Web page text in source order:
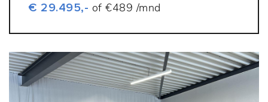
€ 29.495,- of €489 /mnd